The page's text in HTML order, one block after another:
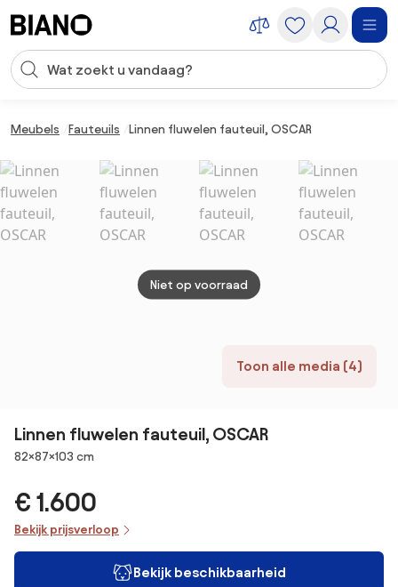
Zoekopdracht invoeren
Meubels Fauteuils Linnen fluwelen fauteuil, OSCAR
Toon alle media (4)
Niet op voorraad
Linnen fluwelen fauteuil, OSCAR
Afmetingen
82×87×103 cm
€ 1.600
Bekijk prijsverloop
Bekijk beschikbaarheid